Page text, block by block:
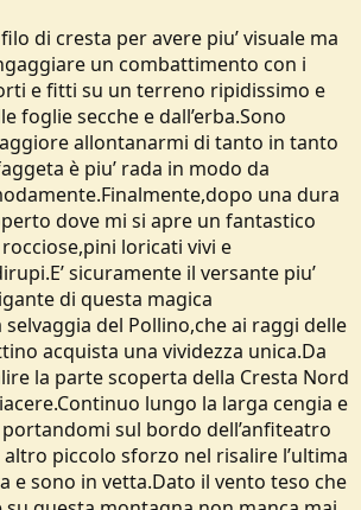
di cresta per avere piu’ visuale ma
un combattimento con i
e fitti su un terreno ripidissimo e
foglie secche e dall’erba.Sono
allontanarmi di tanto in tanto
è piu’ rada in modo da
una dura
dove mi si apre un fantastico
loricati vivi e
sicuramente il versante piu’
di questa magica
selvaggia del Pollino,che ai raggi delle
acquista una vividezza unica.Da
la parte scoperta della Cresta Nord
lungo la larga cengia e
sul bordo dell’anfiteatro
piccolo sforzo nel risalire l’ultima
e sono in vetta.Dato il vento teso che